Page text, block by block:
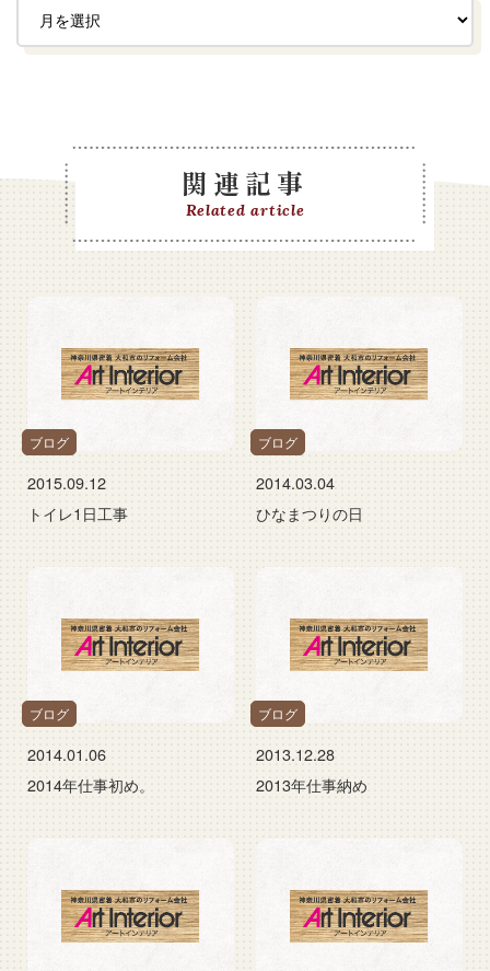
関連記事
Related article
ブログ
2015.09.12
トイレ1日工事
ブログ
2014.03.04
ひなまつりの日
ブログ
2014.01.06
2014年仕事初め。
ブログ
2013.12.28
2013年仕事納め